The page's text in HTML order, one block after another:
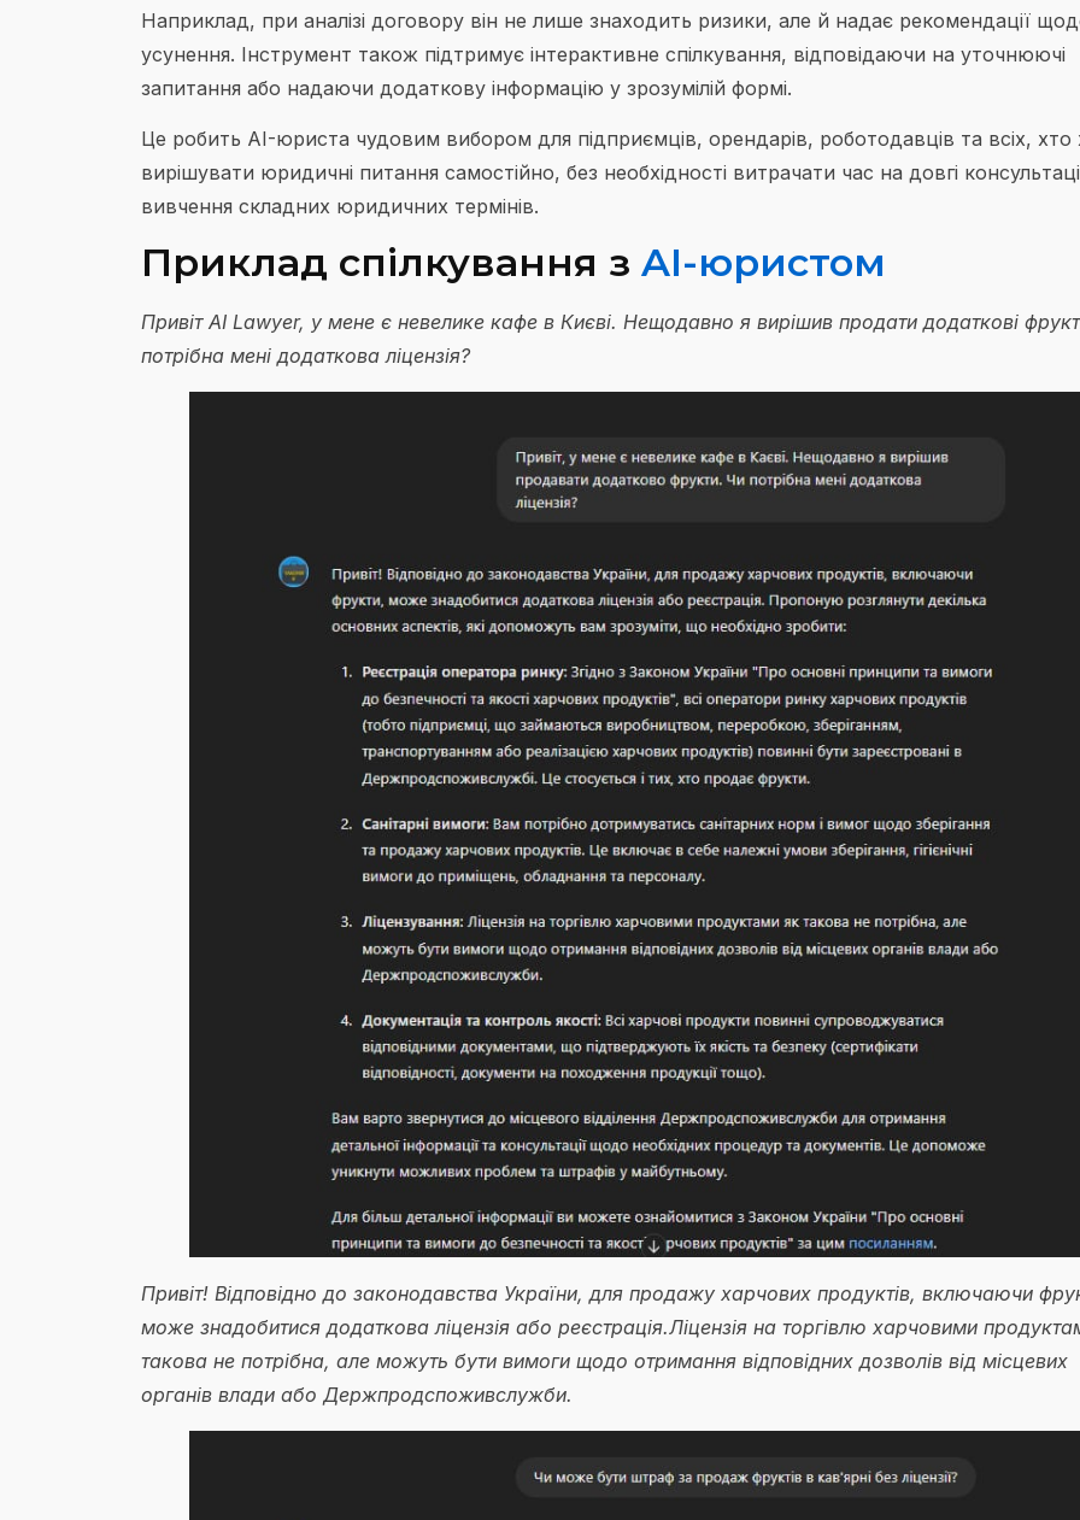
Наприклад, при аналізі договору він не лише знаходить ризики, але й надає рекомендації
усунення. Інструмент також підтримує інтерактивне спілкування, відповідаючи на уточнюючі
запитання або надаючи додаткову інформацію у зрозумілій формі.
Це робить AI-юриста чудовим вибором для підприємців, орендарів, роботодавців та всіх, хто
вирішувати юридичні питання самостійно, без необхідності витрачати час на довгі
вивчення складних юридичних термінів.
Приклад спілкування з AI-юристом
Привіт AI Lawyer, у мене є невелике кафе в Києві. Нещодавно я вирішив продати додаткові
потрібна мені додаткова ліцензія?
Привіт! Відповідно до законодавства України, для продажу харчових продуктів, включаючи
може знадобитися додаткова ліцензія або реєстрація.Ліцензія на торгівлю харчовими
такова не потрібна, але можуть бути вимоги щодо отримання відповідних дозволів від місцевих
органів влади або Держпродспоживслужби.